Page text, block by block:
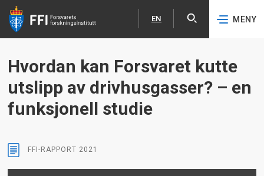
Hopp til hovedinnhold
EN
English MENY
Hvordan kan Forsvaret kutte
utslipp av drivhusgasser? – en
funksjonell studie
FFI-RAPPORT 2021